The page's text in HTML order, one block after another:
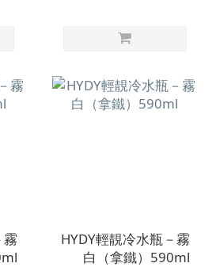
霧
HYDY輕靚冷水瓶－霧
白（拿鐵）590ml